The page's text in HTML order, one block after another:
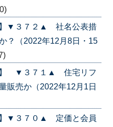
】▼３７２▲ 社名公表措
？（2022年12月8日・15
】 ▼３７１▲ 住宅リフ
販売か（2022年12月1日
】▼３７０▲ 定価と会員